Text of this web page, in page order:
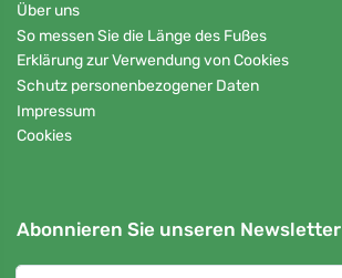
Über uns
So messen Sie die Länge des Fußes
Erklärung zur Verwendung von Cookies
Schutz personenbezogener Daten
Impressum
Cookies
Abonnieren Sie unseren Newsletter